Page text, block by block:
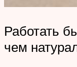
Работать
чем